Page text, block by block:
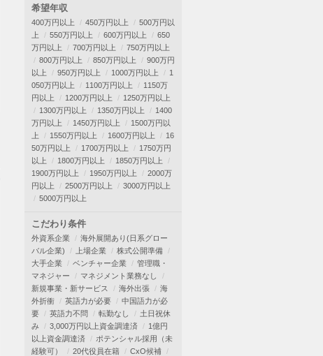
希望年収
400万円以上 450万円以上
500万円以
上
550万円以上 600万円以上
650
万円以上
700万円以上
750万円以上
800万円以上
850万円以上
900万円
以上
950万円以上 1000万円以上
1
050万円以上
1100万円以上
1150万
円以上
1200万円以上
1250万円以上
1300万円以上
1350万円以上
1400
万円以上
1450万円以上
1500万円以
上
1550万円以上 1600万円以上
16
50万円以上
1700万円以上
1750万円
以上
1800万円以上
1850万円以上
1900万円以上
1950万円以上
2000万
円以上
2500万円以上
3000万円以上
5000万円以上
こだわり条件
外資系企業
海外展開あり(日系グロー
バル企業)
上場企業
株式公開準備
大手企業
ベンチャー企業
管理職・
マネジャー
マネジメント業務なし
新規事業・新サービス
海外出張
海
外折衝
英語力が必要
中国語力が必
要
英語力不問 転勤なし
土日祝休
み
3,000万円以上資金調達済
1億円
以上資金調達済
ポテンシャル採用（未
経験可）
20代役員在籍
CxO候補